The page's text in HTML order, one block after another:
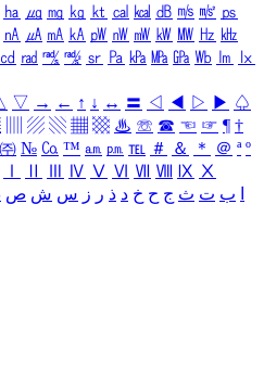
㏊ ㎍ ㎎ ㎏ ㏏ ㎈ ㎉ ㏈ ㎧ ㎨ ㎰
㎁ ㎂ ㎃ ㎄ ㎺ ㎻ ㎽ ㎾ ㎿ ㎐ ㎑
㏅ ㎭ ㎮ ㎯ ㏛ ㎩ ㎪ ㎫ ㎬ ㏝ ㏐
㏓
▽ → ← ↑ ↓ ↔ 〓 ◁ ◀ ▷ ▶ ♤
▨ ▧ ▦ ▩ ♨ ☏ ☎ ☜ ☞ ¶ †
㈜ № ㏇ ™ ㏂ ㏘ ℡ ＃ ＆ ＊ ＠ ª º
Ⅳ Ⅴ Ⅵ Ⅶ Ⅷ Ⅸ Ⅹ
ب ت ث ج ح خ د ذ ر ز س ش ص